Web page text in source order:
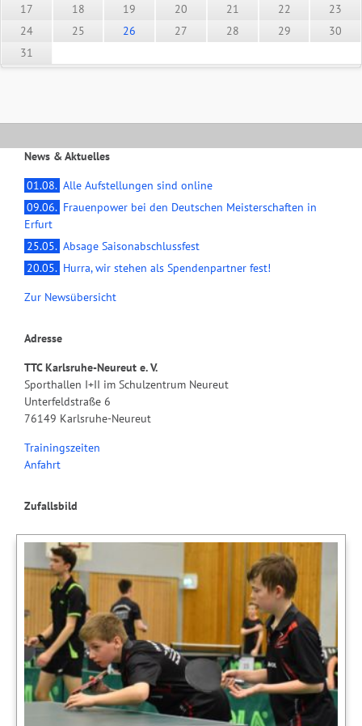
17
18 19 20 21 22
23
24
25 26 27 28 29
30
31
News & Aktuelles
01.08. Alle Aufstellungen sind online
09.06. Frauenpower bei den Deutschen Meisterschaften in
Erfurt
25.05. Absage Saisonabschlussfest
20.05. Hurra, wir stehen als Spendenpartner fest!
Zur Newsübersicht
Adresse
TTC Karlsruhe-Neureut e. V.
Sporthallen I+II im Schulzentrum Neureut
Unterfeldstraße 6
76149 Karlsruhe-Neureut
Trainingszeiten
Anfahrt
Zufallsbild